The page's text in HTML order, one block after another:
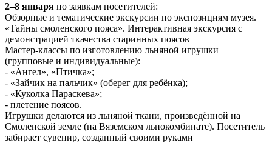
2–8 января по заявкам посетителей:
Обзорные и тематические экскурсии по экспозициям музея.
«Тайны смоленского пояса». Интерактивная экскурсия с
демонстрацией ткачества старинных поясов
Мастер-классы по изготовлению льняной игрушки
(групповые и индивидуальные):
- «Ангел», «Птичка»;
- «Зайчик на пальчик» (оберег для ребёнка);
- «Куколка Параскева»;
- плетение поясов.
Игрушки делаются из льняной ткани, произведённой на
Смоленской земле (на Вяземском льнокомбинате). Посетитель
забирает сувенир, созданный своими руками